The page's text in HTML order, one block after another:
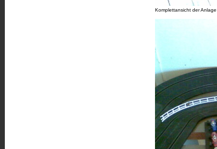
Komplettansicht der